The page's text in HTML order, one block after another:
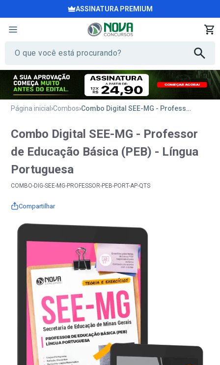
ASSINATURA PREMIUM
Página inicial Combos Combo Digital SEE-MG - Professor de Educação Básica (PEB) - Língua Portuguesa
Combo Digital SEE-MG - Professor
de Educação Básica (PEB) - Língua
Portuguesa
COMBO-DIG-SEE-MG-PROFESSOR-PEB-PORT-AP-QTS
Compartilhar